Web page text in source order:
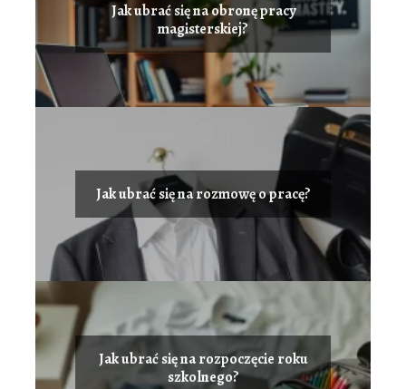
Jak ubrać się na obronę pracy
magisterskiej?
Jak ubrać się na rozmowę o pracę?
Jak ubrać się na rozpoczęcie roku
szkolnego?